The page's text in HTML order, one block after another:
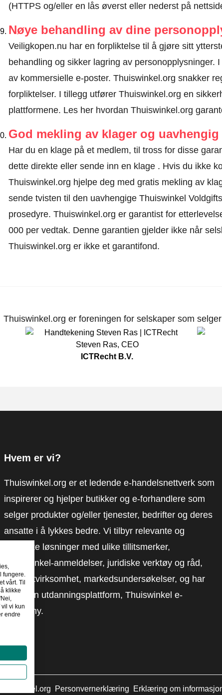
(HTTPS og/eller en lås øverst eller nederst på
Nøye behandling av dine
Veiligkopen.nu har en forpliktelse til å gjøre sitt
behandling og sikker lagring av personopplysninger.
av kommersielle e-poster. Thuiswinkel.org snakker
forpliktelser. I tillegg utfører Thuiswinkel.org en
plattformene. Les her hvordan Thuiswinkel.org
God mekling av klager og
Har du en klage på et medlem, til tross for disse
dette direkte ellersende inn en klage. Hvis du ikke
Thuiswinkel.org hjelpe deg med gratis mekling av
sende tvisten til den uavhengige Thuiswinkel
prosedyre. Thuiswinkel.org er garantist for
000 per vedtak. Denne garantien gjelder ikke når
Thuiswinkel.org er ikke et garantifond.
Thuiswinkel.org er foreningen for selskaper som
Steven Ras, CEO
ICTRecht B.V.
Hvem er vi?
Thuiswinkel.org er et ledende e-handelsnettverk som
inspirerer og hjelper butikker og e-forhandlere som
selger produkter og/eller tjenester, bedrifter og deres
ansatte i å lykkes bedre. Vi tilbyr relevante og
praktiske løsninger med ulike tillitsmerker,
Thuiswinkel-anmeldelser, juridiske verktøy og råd,
advokatvirksomhet, markedsundersøkelser, og har
vår egen utdanningsplattform, Thuiswinkel e-
Academy.
Personvernerklæring Erklæring om
fungere.
vårt. Til
klikke
vi kun
endre